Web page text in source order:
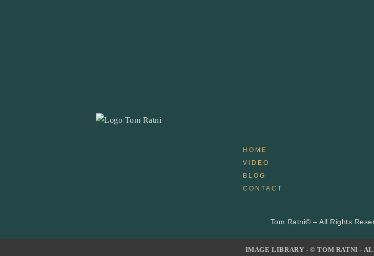
HOME
VIDEO
BLOG
CONTACT
Tom Ratni© – All Rights
IMAGE LIBRARY - © TOM RATNI -